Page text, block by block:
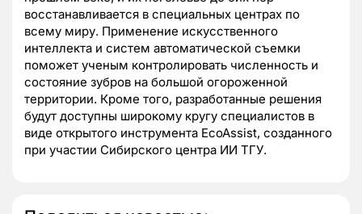
восстанавливается в специальных центрах по
всему миру. Применение искусственного
интеллекта и систем автоматической съемки
поможет ученым контролировать численность и
состояние зубров на большой огороженной
территории. Кроме того, разработанные решения
будут доступны широкому кругу специалистов в
виде открытого инструмента EcoAssist, созданного
при участии Сибирского центра ИИ ТГУ.